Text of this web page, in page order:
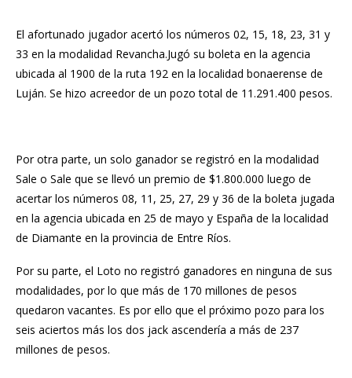
El afortunado jugador acertó los números 02, 15, 18, 23, 31 y
33 en la modalidad Revancha.Jugó su boleta en la agencia
ubicada al 1900 de la ruta 192 en la localidad bonaerense de
Luján. Se hizo acreedor de un pozo total de 11.291.400 pesos.
Por otra parte, un solo ganador se registró en la modalidad
Sale o Sale que se llevó un premio de $1.800.000 luego de
acertar los números 08, 11, 25, 27, 29 y 36 de la boleta jugada
en la agencia ubicada en 25 de mayo y España de la localidad
de Diamante en la provincia de Entre Ríos.
Por su parte, el Loto no registró ganadores en ninguna de sus
modalidades, por lo que más de 170 millones de pesos
quedaron vacantes. Es por ello que el próximo pozo para los
seis aciertos más los dos jack ascendería a más de 237
millones de pesos.